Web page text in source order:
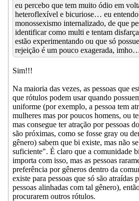
eu percebo que tem muito ódio em
heteroflexível e bicuriose… eu
monossexismo internalizado, de que
identificar como multi e tentam
estão experimentando ou que só
rejeição é um pouco exagerada,
Sim!!!
Na maioria das vezes, as pessoas que
que rótulos podem usar quando
uniforme (por exemplo, a pessoa tem
mulheres mas por poucos homens, ou
mas consegue ter atração por pessoas
são próximas, como se fosse gray ou
gênero) sabem que bi existe, mas não
suficiente". É claro que a comunidade
importa com isso, mas as pessoas
preferência por gêneros dentro da
existe para pessoas que só são atraídas
pessoas alinhadas com tal gênero),
procurarem outros rótulos.